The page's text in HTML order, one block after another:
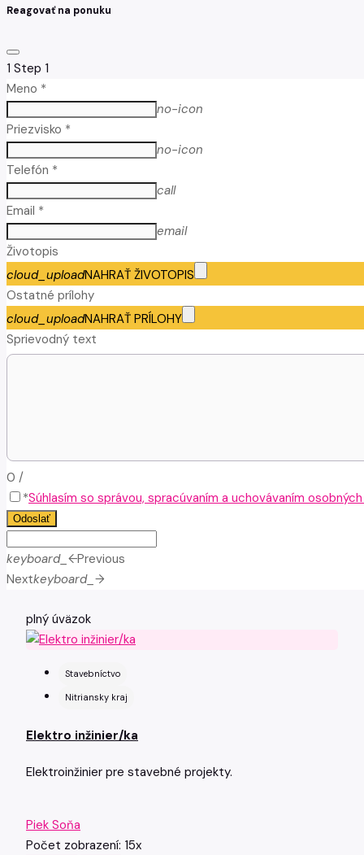
Reagovať na ponuku
1 Step 1
Meno *
no-icon
Priezvisko *
no-icon
Telefón *
call
Email *
email
Životopis
cloud_uploadNAHRAŤ ŽIVOTOPIS
Ostatné prílohy
cloud_uploadNAHRAŤ PRÍLOHY
Sprievodný text
0 /
*Súhlasím so správou, spracúvaním a uchovávaním
Odoslať
keyboard_arrow_leftPrevious
Nextkeyboard_arrow_right
plný úväzok
Stavebníctvo
Nitriansky kraj
Elektro inžinier/ka
Elektroinžinier pre stavebné projekty.
Piek Soňa
Počet zobrazení: 15x